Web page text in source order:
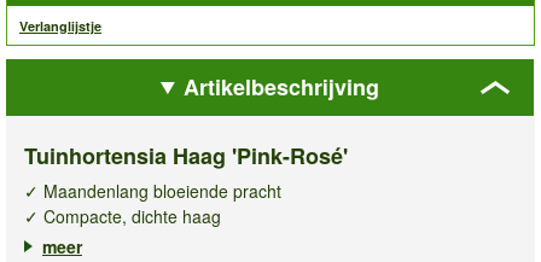
Verlanglijstje
Artikelbeschrijving
Tuinhortensia Haag 'Pink-Rosé'
✓ Maandenlang bloeiende pracht
✓ Compacte, dichte haag
✓ Winterhard & meerjarig
meer